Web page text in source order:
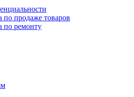
по продаже товаров
по ремонту